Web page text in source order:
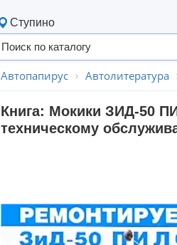
Ступино
Автопапирус Автолитература
Книга: Мокики ЗИД-50
техническому